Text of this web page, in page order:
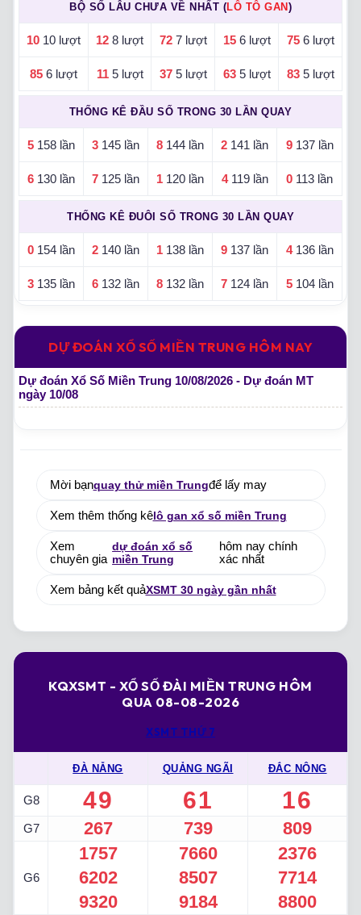
BỘ SỐ LÂU CHƯA VỀ NHẤT (LÔ TÔ GAN )
10 10 lượt 12 8 lượt 72 7 lượt 15 6 lượt 75 6 lượt
85 6 lượt 11 5 lượt 37 5 lượt 63 5 lượt 83 5 lượt
THỐNG KÊ ĐẦU SỐ TRONG 30 LẦN QUAY
5 158 lần 3 145 lần 8 144 lần 2 141 lần 9 137 lần
6 130 lần 7 125 lần 1 120 lần 4 119 lần 0 113 lần
THỐNG KÊ ĐUÔI SỐ TRONG 30 LẦN QUAY
0 154 lần 2 140 lần 1 138 lần 9 137 lần 4 136 lần
3 135 lần 6 132 lần 8 132 lần 7 124 lần 5 104 lần
DỰ ĐOÁN XỔ SỐ MIỀN TRUNG HÔM NAY
Dự đoán Xổ Số Miền Trung 10/08/2026 - Dự đoán MT
ngày 10/08
Mời bạnquay thử miền Trungđể lấy may
Xem thêm thống kêlô gan xổ số miền Trung
Xem
chuyên gia
dự đoán xổ số
miền Trung
hôm nay chính
xác nhất
Xem bảng kết quảXSMT 30 ngày gần nhất
KQXSMT - XỔ SỐ ĐÀI MIỀN TRUNG HÔM
QUA 08-08-2026
XSMT THỨ 7
ĐÀ NẴNG QUẢNG NGÃI ĐẮC NÔNG
G8 49 61 16
G7 267 739 809
G6
1757
6202
9320
7660
8507
9184
2376
7714
8800